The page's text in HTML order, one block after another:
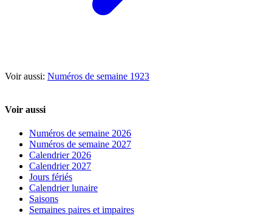
Voir aussi: Numéros de semaine 1923
Voir aussi
Numéros de semaine 2026
Numéros de semaine 2027
Calendrier 2026
Calendrier 2027
Jours fériés
Calendrier lunaire
Saisons
Semaines paires et impaires